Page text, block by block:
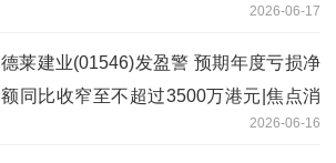
2026-06-17
德莱建业(01546)发盈警 预期年度亏损净
额同比收窄至不超过3500万港元|焦点消
2026-06-16